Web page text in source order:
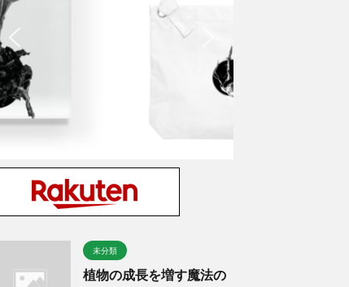
未分類
植物の成長を増す魔法の